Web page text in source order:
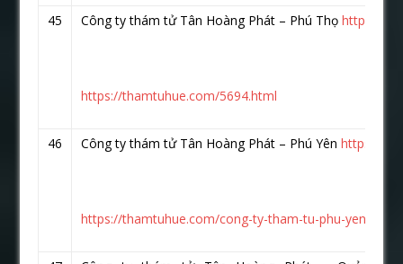
45 Công ty thám tử Tân Hoàng Phát – Phú Thọhttps://
https://thamtuhue.com/5694.html
46 Công ty thám tử Tân Hoàng Phát – Phú Yênhttps://
https://thamtuhue.com/cong-ty-tham-tu-phu-yen-uy-